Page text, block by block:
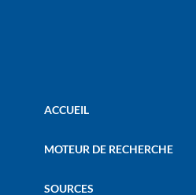
ACCUEIL
MOTEUR DE RECHERCHE
SOURCES